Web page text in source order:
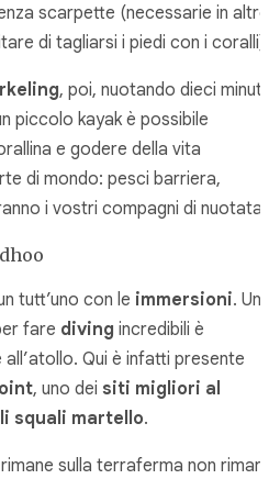
scarpette (necessarie in altre
di tagliarsi i piedi con i coralli).
, poi, nuotando dieci minuti
piccolo kayak è possibile
e godere della vita
di mondo: pesci barriera,
i vostri compagni di nuotata!
tutt’uno con le immersioni.
fare diving incredibili è
all’atollo. Qui è infatti presente
, uno dei siti migliori al
squali martello.
sulla terraferma non